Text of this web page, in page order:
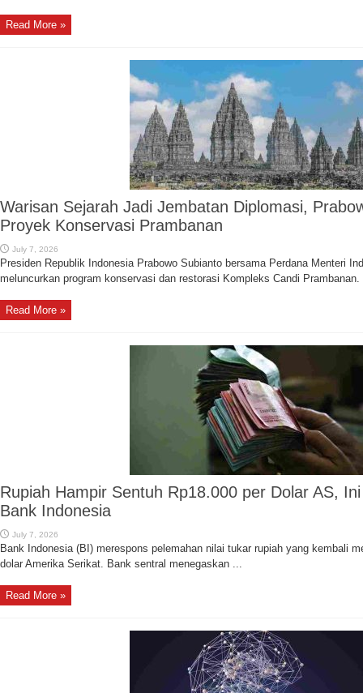
Read More »
Warisan Sejarah Jadi Jembatan Diplomasi,
Proyek Konservasi Prambanan
July 7, 2026
Presiden Republik Indonesia Prabowo Subianto bersama Perdana Menteri
meluncurkan program konservasi dan restorasi Kompleks Candi Prambanan.
Read More »
Rupiah Hampir Sentuh Rp18.000 per Dolar AS,
Bank Indonesia
July 7, 2026
Bank Indonesia (BI) merespons pelemahan nilai tukar rupiah yang kembali
dolar Amerika Serikat. Bank sentral menegaskan ...
Read More »